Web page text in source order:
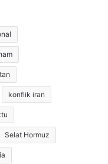
konflik iran
Selat Hormuz